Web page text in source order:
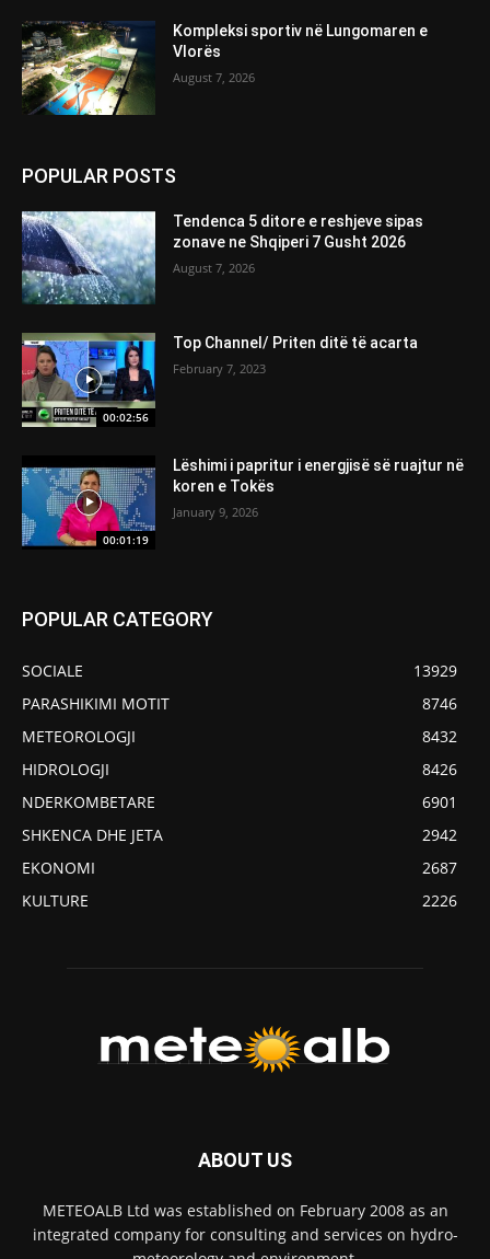
Kompleksi sportiv në Lungomaren e
Vlorës
August 7, 2026
POPULAR POSTS
Tendenca 5 ditore e reshjeve sipas
zonave ne Shqiperi 7 Gusht 2026
August 7, 2026
00:02:56
Top Channel/ Priten ditë të acarta
February 7, 2023
00:01:19
Lëshimi i papritur i energjisë së ruajtur në
koren e Tokës
January 9, 2026
POPULAR CATEGORY
SOCIALE
13929
PARASHIKIMI MOTIT
8746
METEOROLOGJI
8432
HIDROLOGJI
8426
NDERKOMBETARE
6901
SHKENCA DHE JETA
2942
EKONOMI
2687
KULTURE
2226
ABOUT US
METEOALB Ltd was established on February 2008 as an
integrated company for consulting and services on hydro-